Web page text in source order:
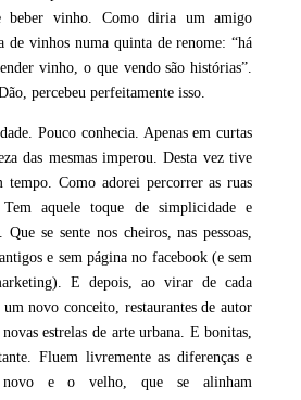
beber vinho. Como diria um amigo
de vinhos numa quinta de renome: “há
vinho, o que vendo são histórias”.
percebeu perfeitamente isso.
Pouco conhecia. Apenas em curtas
das mesmas imperou. Desta vez tive
tempo. Como adorei percorrer as ruas
aquele toque de simplicidade e
se sente nos cheiros, nas pessoas,
e sem página no facebook (e sem
E depois, ao virar de cada
novo conceito, restaurantes de autor
estrelas de arte urbana. E bonitas,
Fluem livremente as diferenças e
novo e o velho, que se alinham